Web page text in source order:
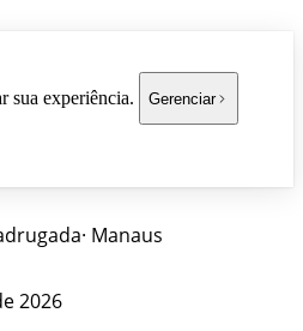
sua experiência. Gerenciar
· Manaus
2026